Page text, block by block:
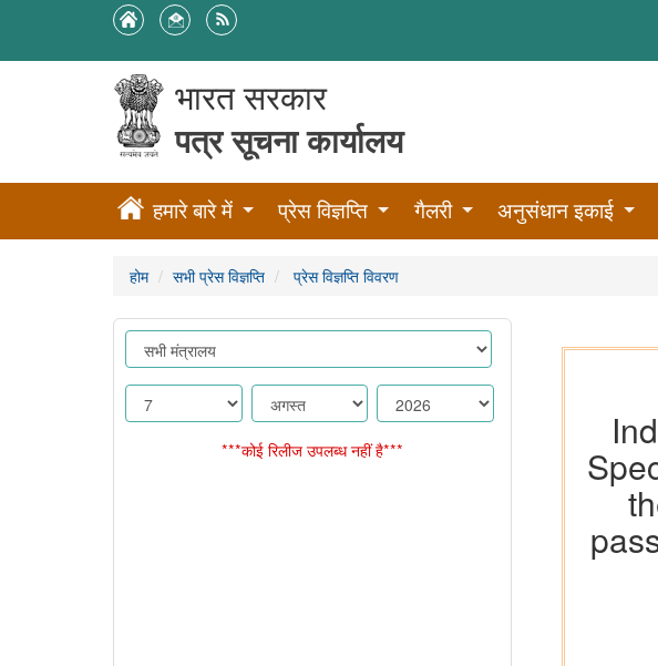
भारत सरकार
पत्र सूचना कार्यालय
हमारे बारे में प्रेस विज्ञप्ति गैलरी अनुसंधान इकाई
होम सभी प्रेस विज्ञप्ति प्रेस विज्ञप्ति विवरण
***कोई रिलीज उपलब्ध नहीं है***